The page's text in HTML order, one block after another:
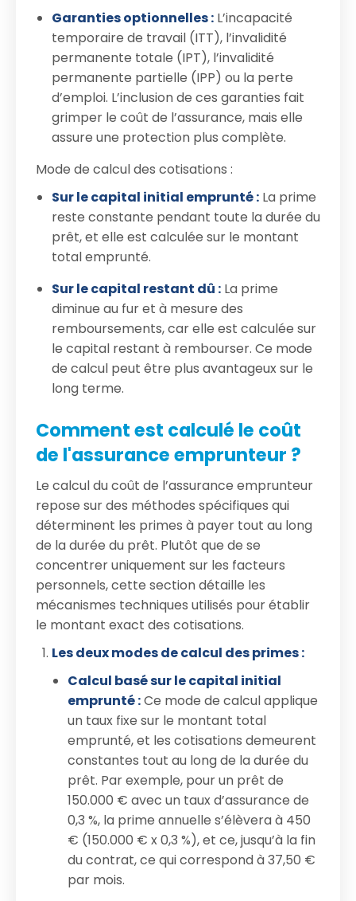
Garanties optionnelles : L’incapacité
temporaire de travail (ITT), l’invalidité
permanente totale (IPT), l’invalidité
permanente partielle (IPP) ou la perte
d’emploi. L’inclusion de ces garanties fait
grimper le coût de l’assurance, mais elle
assure une protection plus complète.
Mode de calcul des cotisations :
Sur le capital initial emprunté : La prime
reste constante pendant toute la durée du
prêt, et elle est calculée sur le montant
total emprunté.
Sur le capital restant dû : La prime
diminue au fur et à mesure des
remboursements, car elle est calculée sur
le capital restant à rembourser. Ce mode
de calcul peut être plus avantageux sur le
long terme.
Comment est calculé le coût
de l'assurance emprunteur ?
Le calcul du coût de l’assurance emprunteur
repose sur des méthodes spécifiques qui
déterminent les primes à payer tout au long
de la durée du prêt. Plutôt que de se
concentrer uniquement sur les facteurs
personnels, cette section détaille les
mécanismes techniques utilisés pour établir
le montant exact des cotisations.
Les deux modes de calcul des primes :
Calcul basé sur le capital initial
emprunté :Ce mode de calcul applique
un taux fixe sur le montant total
emprunté, et les cotisations demeurent
constantes tout au long de la durée du
prêt. Par exemple, pour un prêt de
150.000 € avec un taux d’assurance de
0,3 %, la prime annuelle s’élèvera à 450
€ (150.000 € x 0,3 %), et ce, jusqu’à la fin
du contrat, ce qui correspond à 37,50 €
par mois.